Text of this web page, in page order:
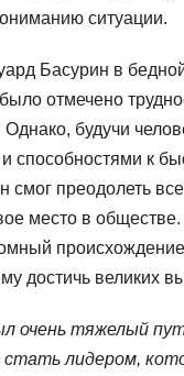
ситуации.
Басурин в
отмечено
будучи
способностями к
смог преодолеть
место в
достичь великих
очень тяжелый
стать лидером,